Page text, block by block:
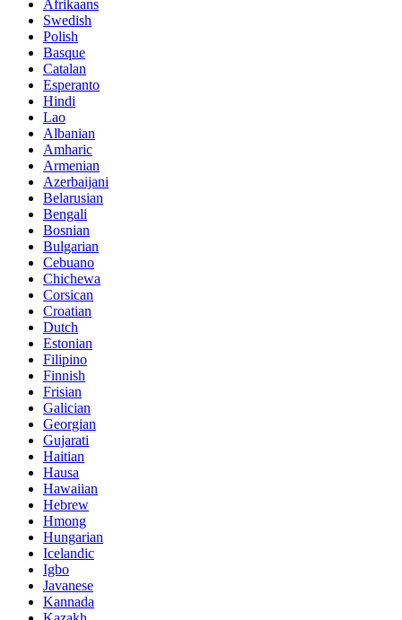
Afrikaans
Swedish
Polish
Basque
Catalan
Esperanto
Hindi
Lao
Albanian
Amharic
Armenian
Azerbaijani
Belarusian
Bengali
Bosnian
Bulgarian
Cebuano
Chichewa
Corsican
Croatian
Dutch
Estonian
Filipino
Finnish
Frisian
Galician
Georgian
Gujarati
Haitian
Hausa
Hawaiian
Hebrew
Hmong
Hungarian
Icelandic
Igbo
Javanese
Kannada